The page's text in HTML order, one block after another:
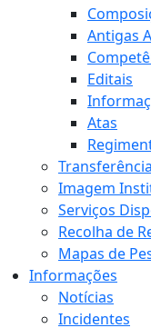
Antigas
Editais
Atas
Imagem
Serviços
Recolha de
Mapas de
Informações
Notícias
Incidentes